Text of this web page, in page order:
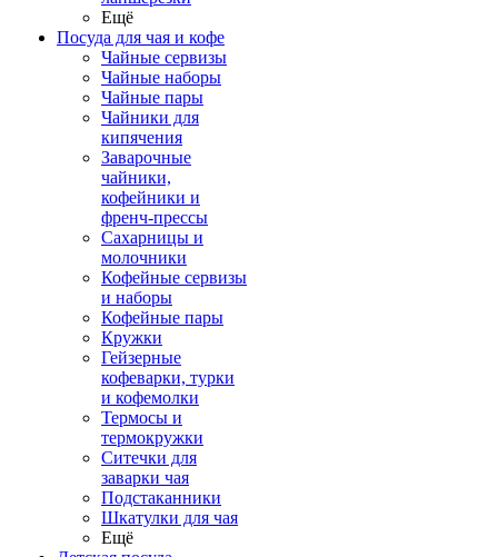
Ещё
Посуда для чая и кофе
Чайные сервизы
Чайные наборы
Чайные пары
Чайники для
кипячения
Заварочные
чайники,
кофейники и
френч-прессы
Сахарницы и
молочники
Кофейные сервизы
и наборы
Кофейные пары
Кружки
Гейзерные
кофеварки, турки
и кофемолки
Термосы и
термокружки
Ситечки для
заварки чая
Подстаканники
Шкатулки для чая
Ещё